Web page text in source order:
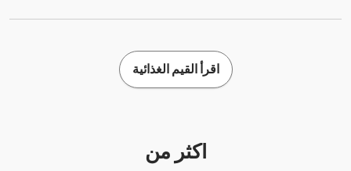
اقرأ القيم الغذائية
أكثر من